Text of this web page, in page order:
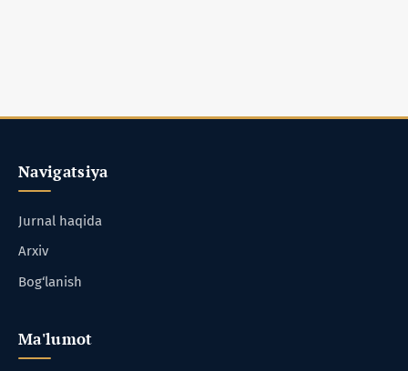
Navigatsiya
Jurnal haqida
Arxiv
Bog‘lanish
Ma'lumot